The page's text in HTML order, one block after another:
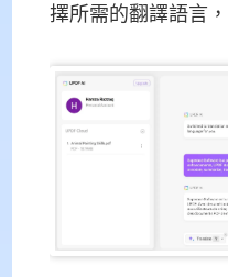
擇所需的翻譯語言